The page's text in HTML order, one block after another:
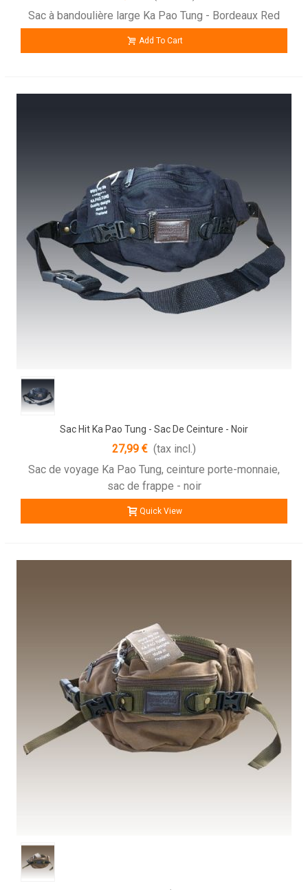
Sac à bandoulière large Ka Pao Tung - Bordeaux Red
Add To Cart
Sac Hit Ka Pao Tung - Sac De Ceinture - Noir
27,99 € (tax incl.)
Sac de voyage Ka Pao Tung, ceinture porte-monnaie,
sac de frappe - noir
Quick View